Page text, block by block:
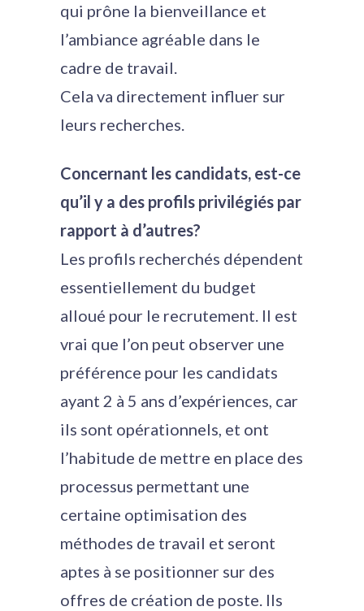
qui prône la bienveillance et
l’ambiance agréable dans le
cadre de travail.
Cela va directement influer sur
leurs recherches.
Concernant les candidats, est-ce
qu’il y a des profils privilégiés par
rapport à d’autres?
Les profils recherchés dépendent
essentiellement du budget
alloué pour le recrutement. Il est
vrai que l’on peut observer une
préférence pour les candidats
ayant 2 à 5 ans d’expériences, car
ils sont opérationnels, et ont
l’habitude de mettre en place des
processus permettant une
certaine optimisation des
méthodes de travail et seront
aptes à se positionner sur des
offres de création de poste. Ils